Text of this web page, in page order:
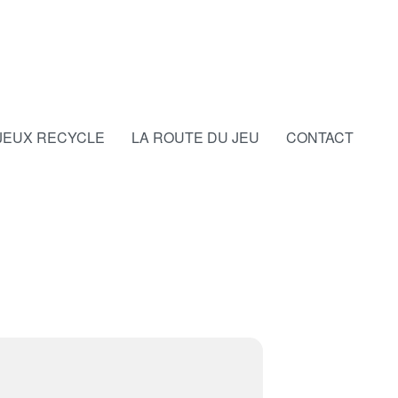
RECYCLE LA ROUTE DU JEU CONTACT